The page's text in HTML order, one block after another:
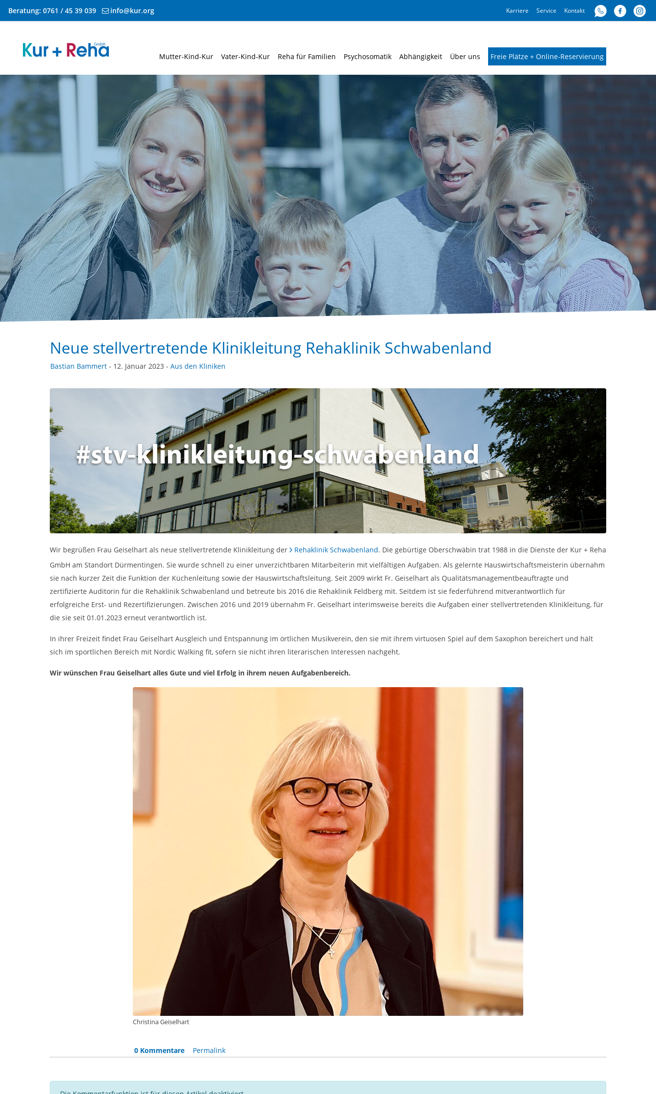
Beratung: 0761 / 45 39 039 info@kur.org Karriere Service Kontakt
Mutter-Kind-Kur Vater-Kind-Kur Reha für Familien Psychosomatik Abhängigkeit Über uns Freie Plätze + Online-Reservierung
Neue stellvertretende Klinikleitung Rehaklinik Schwabenland
Bastian Bammert - 12. Januar 2023 - Aus den Kliniken
Wir begrüßen Frau Geiselhart als neue stellvertretende Klinikleitung der Rehaklinik Schwabenland. Die gebürtige Oberschwäbin trat 1988 in die Dienste der Kur + Reha
GmbH am Standort Dürmentingen. Sie wurde schnell zu einer unverzichtbaren Mitarbeiterin mit vielfältigen Aufgaben. Als gelernte Hauswirtschaftsmeisterin übernahm
sie nach kurzer Zeit die Funktion der Küchenleitung sowie der Hauswirtschaftsleitung. Seit 2009 wirkt Fr. Geiselhart als Qualitätsmanagementbeauftragte und
zertifizierte Auditorin für die Rehaklinik Schwabenland und betreute bis 2016 die Rehaklinik Feldberg mit. Seitdem ist sie federführend mitverantwortlich für
erfolgreiche Erst- und Rezertifizierungen. Zwischen 2016 und 2019 übernahm Fr. Geiselhart interimsweise bereits die Aufgaben einer stellvertretenden Klinikleitung, für
die sie seit 01.01.2023 erneut verantwortlich ist.
In ihrer Freizeit findet Frau Geiselhart Ausgleich und Entspannung im örtlichen Musikverein, den sie mit ihrem virtuosen Spiel auf dem Saxophon bereichert und hält
sich im sportlichen Bereich mit Nordic Walking fit, sofern sie nicht ihren literarischen Interessen nachgeht.
Wir wünschen Frau Geiselhart alles Gute und viel Erfolg in ihrem neuen Aufgabenbereich.
Christina Geiselhart
0 Kommentare Permalink